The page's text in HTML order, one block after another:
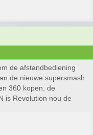
de afstandbediening
de nieuwe supersmash
360 kopen, de
is Revolution nou de